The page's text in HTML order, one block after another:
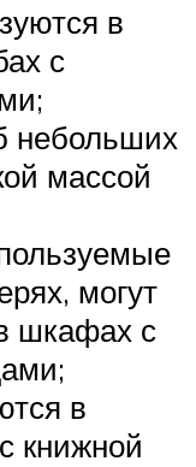
в
с
небольших
массой
могут
шкафах с
в
книжной